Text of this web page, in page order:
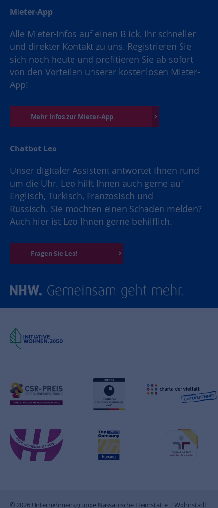
Mieter-App
Alle Mieter-Infos auf einen Blick. Ihr schneller
und direkter Kontakt zu uns. Registrieren Sie
sich noch heute und profitieren Sie ab sofort
von den Vorteilen unserer kostenlosen Mieter-
App!
Mehr Infos zur Mieter-App
Chatbot Leo
Unser digitaler Assistent antwortet Ihnen rund
um die Uhr. Leo hilft Ihnen auch gerne auf
Englisch, Türkisch, Französisch und
Russisch. Sie möchten einen Schaden melden?
Auch hier ist Leo Ihnen gerne behilflich.
Fragen Sie Leo!
© 2026 Unternehmensgruppe Nassauische Heimstätte | Wohnstadt